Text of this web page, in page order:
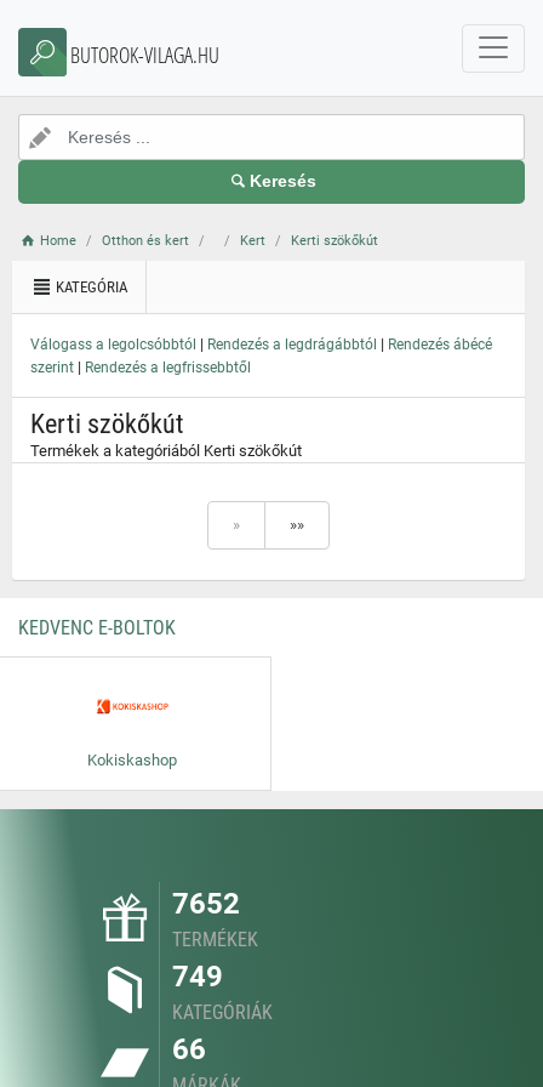
BUTOROK-VILAGA.HU
Keresés
Home Otthon és kert Kert Kerti szökőkút
KATEGÓRIA
Válogass a legolcsóbbtól | Rendezés a legdrágábbtól | Rendezés ábécé
szerint | Rendezés a legfrissebbtől
Kerti szökőkút
Termékek a kategóriából Kerti szökőkút
» »»
KEDVENC E-BOLTOK
Kokiskashop
7652
TERMÉKEK
749
KATEGÓRIÁK
66